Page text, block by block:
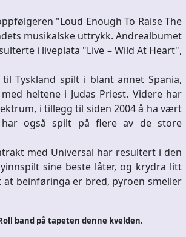
"Loud Enough To Raise The
musikalske uttrykk. Andrealbumet
i liveplata "Live – Wild At Heart",
Tyskland spilt i blant annet Spania,
heltene i Judas Priest. Videre har
i tillegg til siden 2004 å ha vært
også spilt på flere av de store
med Universal har resultert i den
sine beste låter, og krydra litt
beinføringa er bred, pyroen smeller
band på tapeten denne kvelden.